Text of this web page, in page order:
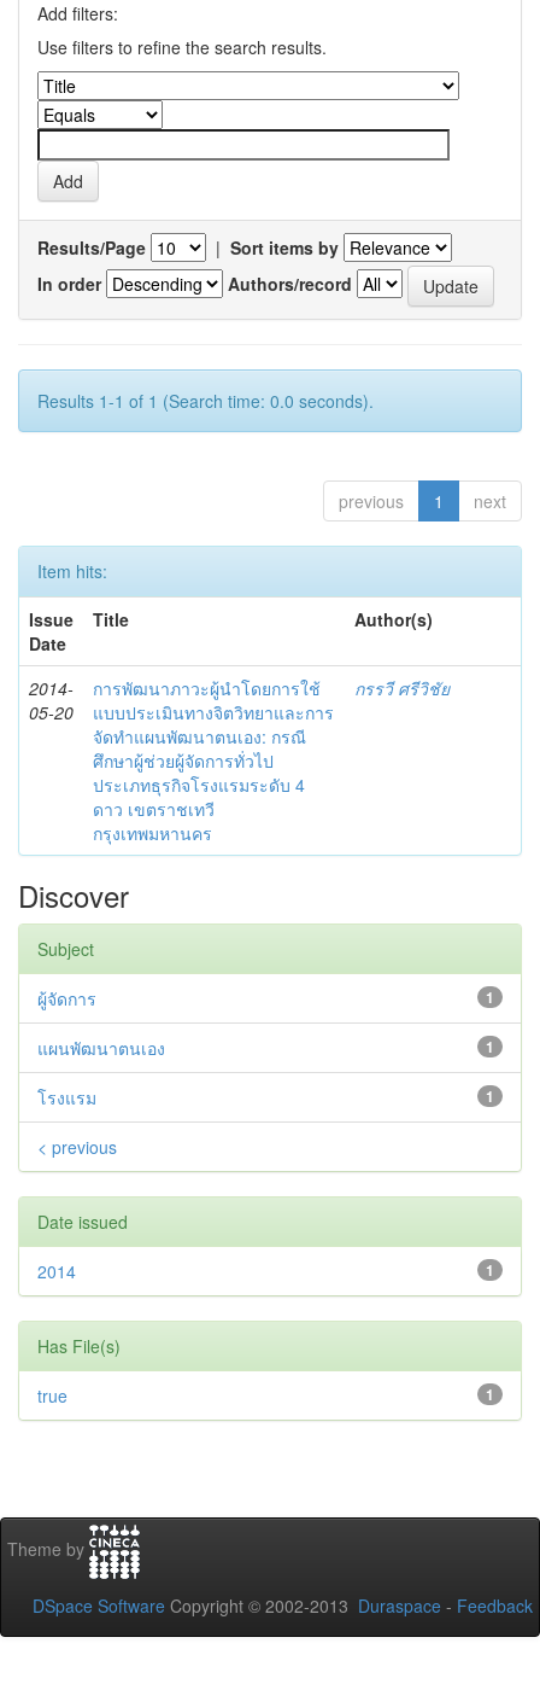
Add filters:
Use filters to refine the search results.
Results/Page | Sort items by
In order
Authors/record
Results 1-1 of 1 (Search time: 0.0 seconds).
previous 1 next
Item hits:
Issue
Date
Title Author(s)
2014-
05-20
การพัฒนาภาวะผู้นำโดยการใช้
แบบประเมินทางจิตวิทยาและการ
จัดทำแผนพัฒนาตนเอง: กรณี
ศึกษาผู้ช่วยผู้จัดการทั่วไป
ประเภทธุรกิจโรงแรมระดับ 4
ดาว เขตราชเทวี
กรุงเทพมหานคร
กรรวี ศรีวิชัย
Discover
Subject
1
ผู้จัดการ
1
แผนพัฒนาตนเอง
1
โรงแรม
< previous
Date issued
1
2014
Has File(s)
1
true
Theme by
DSpace Software Copyright © 2002-2013 Duraspace - Feedback